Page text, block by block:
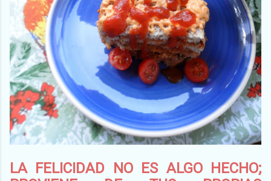
LA FELICIDAD NO ES ALGO HECHO;